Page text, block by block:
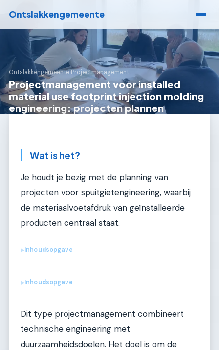
Ontslakkengemeente
Ontslakkengemeente›Projectmanagement
Projectmanagement voor installed
material use footprint injection molding
engineering: projecten plannen
Wat is het?
Je houdt je bezig met de planning van
projecten voor spuitgietengineering, waarbij
de materiaalvoetafdruk van geïnstalleerde
producten centraal staat.
▶Inhoudsopgave
▶Inhoudsopgave
Dit type projectmanagement combineert
technische engineering met
duurzaamheidsdoelen. Het doel is om de